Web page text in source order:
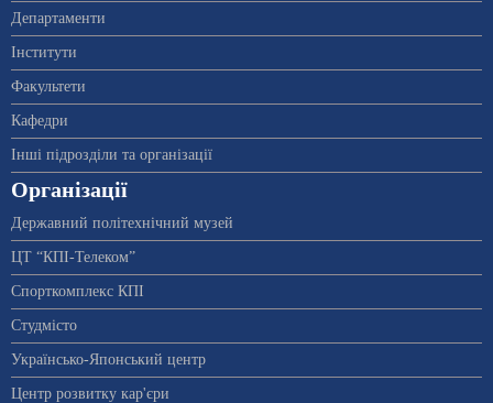
Департаменти
Інститути
Факультети
Кафедри
Інші підрозділи та організації
Організації
Державний політехнічний музей
ЦТ “КПІ-Телеком”
Спорткомплекс КПІ
Студмісто
Українсько-Японський центр
Центр розвитку кар'єри